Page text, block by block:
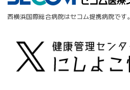
西横浜国際総合病院はセコム提携病院です。